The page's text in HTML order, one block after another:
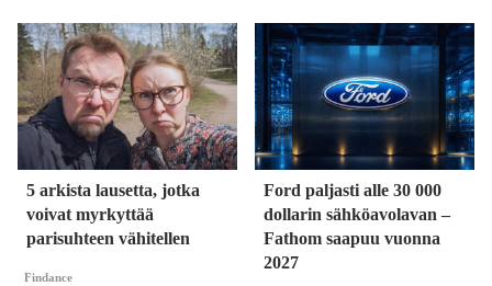
5 arkista lausetta, jotka
voivat myrkyttää
parisuhteen vähitellen
Findance
Ford paljasti alle 30 000
dollarin sähköavolavan –
Fathom saapuu vuonna
2027